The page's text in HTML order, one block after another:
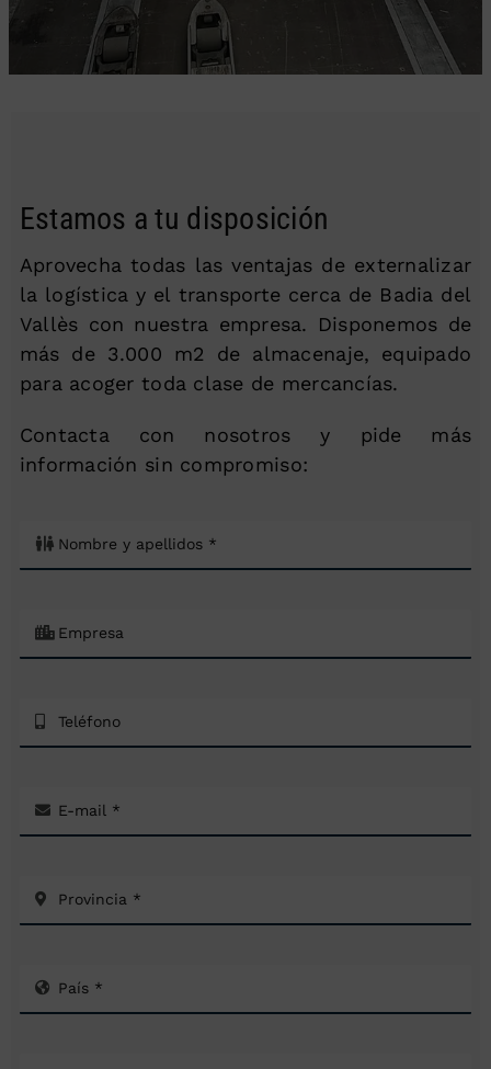
Estamos a tu disposición
Aprovecha todas las ventajas de externalizar
la logística y el transporte cerca de Badia del
Vallès con nuestra empresa. Disponemos de
más de 3.000 m2 de almacenaje, equipado
para acoger toda clase de mercancías.
Contacta con nosotros y pide más
información sin compromiso: